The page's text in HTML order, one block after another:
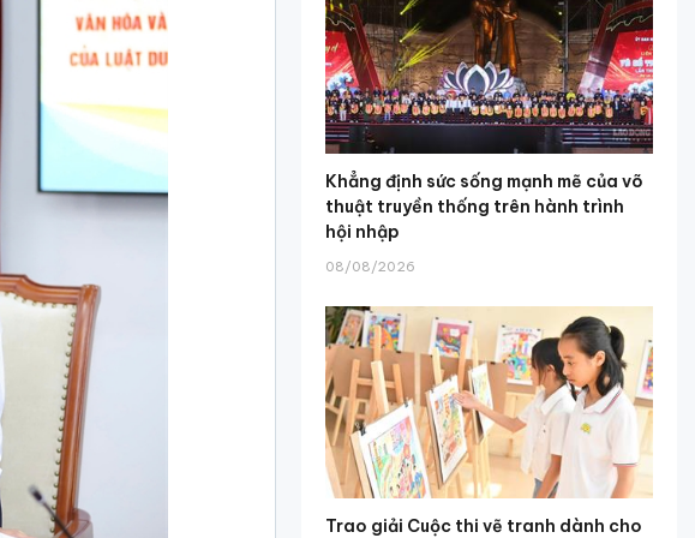
Khẳng định sức sống mạnh mẽ của võ
thuật truyền thống trên hành trình
hội nhập
08/08/2026
Trao giải Cuộc thi vẽ tranh dành cho